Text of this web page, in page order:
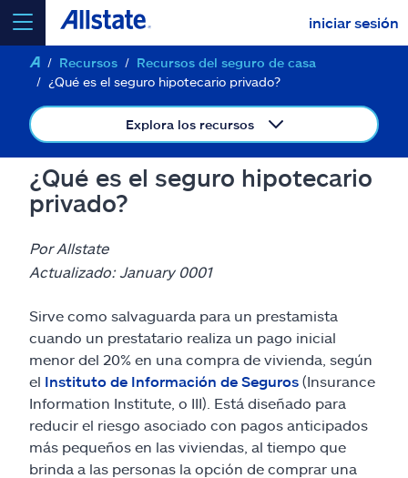
iniciar sesión
seleccionar un producto paracotizar
Select a Product
ir
Seguros y más
Recursos
Reclamos
Asistencia y apoyo
Recursos
Recursos del seguro de casa
¿Qué es el seguro hipotecario privado?
Explora los recursos
¿Qué es el seguro hipotecario
privado?
Por Allstate
Actualizado: January 0001
Sirve como salvaguarda para un prestamista
cuando un prestatario realiza un pago inicial
menor del 20% en una compra de vivienda, según
el Instituto de Información de Seguros (Insurance
Information Institute, o III). Está diseñado para
reducir el riesgo asociado con pagos anticipados
más pequeños en las viviendas, al tiempo que
brinda a las personas la opción de comprar una